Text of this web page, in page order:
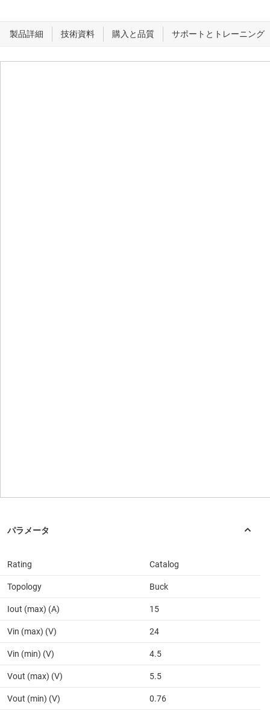
Rating Catalog
Topology Buck
Iout (max) (A) 15
Vin (max) (V) 24
Vin (min) (V) 4.5
Vout (max) (V) 5.5
Vout (min) (V) 0.76